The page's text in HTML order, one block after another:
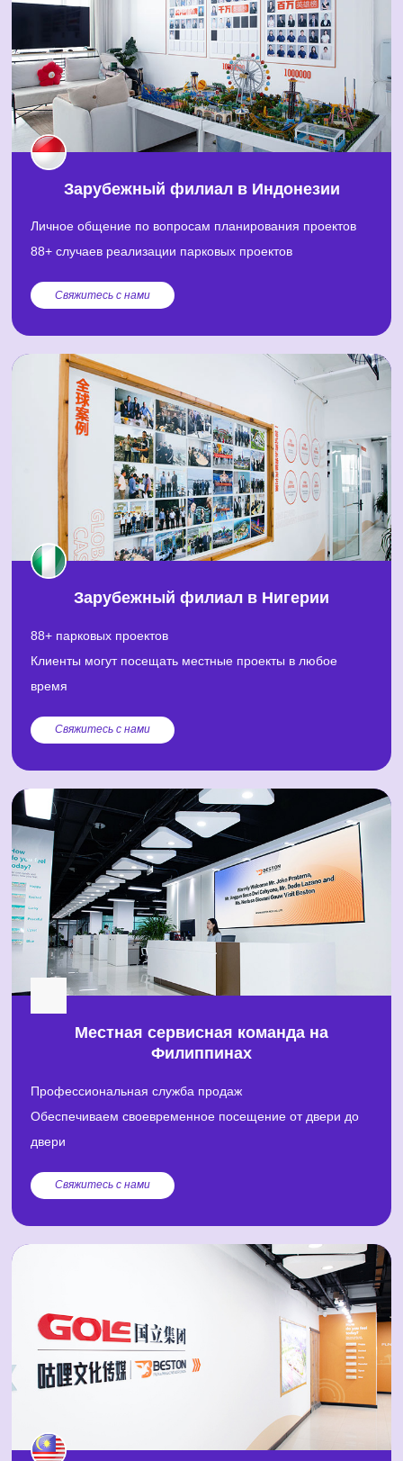
Зарубежный филиал в Индонезии
Личное общение по вопросам планирования проектов
88+ случаев реализации парковых проектов
Свяжитесь с нами
Зарубежный филиал в Нигерии
88+ парковых проектов
Клиенты могут посещать местные проекты в любое
время
Свяжитесь с нами
Местная сервисная команда на
Филиппинах
Профессиональная служба продаж
Обеспечиваем своевременное посещение от двери до
двери
Свяжитесь с нами